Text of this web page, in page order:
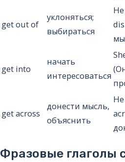
get out of
уклоняться;
выбираться
get into
начать
интересоваться
get across
донести мысль,
объяснить
Фразовые глаголы